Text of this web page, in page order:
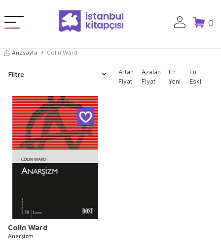
0
Anasayfa Colin Ward
Filtre
Artan
Fiyat
Azalan
Fiyat
En
Yeni
En
Eski
Colin Ward
Anarşizm